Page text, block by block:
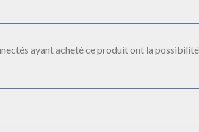
ayant acheté ce produit ont la possibilité